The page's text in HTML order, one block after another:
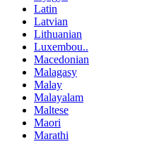
Latin
Latvian
Lithuanian
Luxembou..
Macedonian
Malagasy
Malay
Malayalam
Maltese
Maori
Marathi